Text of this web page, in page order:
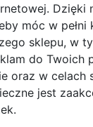
zł
KOSZYKA
Galeria zdjęć
Dzięki
móc w
sklepu, w
do Twoich
oraz w celach
jest